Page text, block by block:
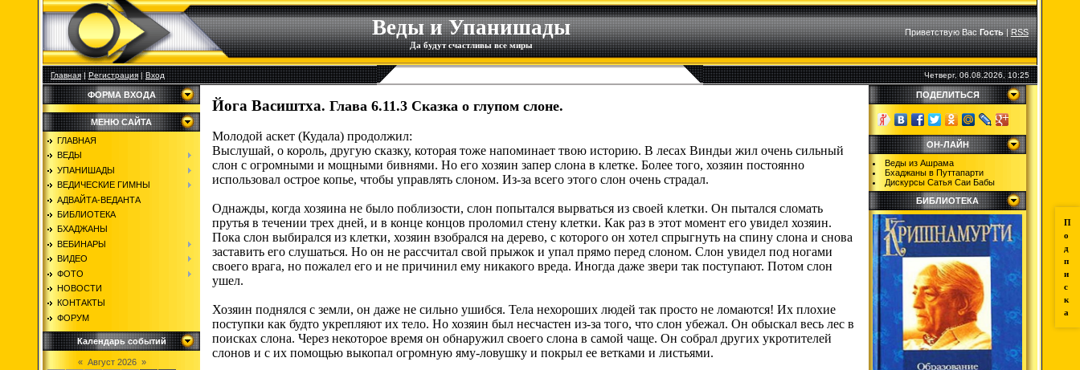
Веды и Упанишады
Да будут счастливы все миры
Приветствую Вас Гость|RSS
Главная|Регистрация|Вход Четверг, 06.08.2026, 10:25
П
о
д
п
и
с
к
а
ФОРМА ВХОДА
МЕНЮ САЙТА
ГЛАВНАЯ
ВЕДЫ
УПАНИШАДЫ
ВЕДИЧЕСКИЕ ГИМНЫ
АДВАЙТА-ВЕДАНТА
БИБЛИОТЕКА
БХАДЖАНЫ
ВЕБИНАРЫ
ВИДЕО
ФОТО
НОВОСТИ
КОНТАКТЫ
ФОРУМ
Календарь событий
« Август 2026 »
Йога Васиштха. Глава 6.11.3 Сказка о глупом слоне.
Молодой аскет (Кудала) продолжил:
Выслушай, о король, другую сказку, которая тоже напоминает твою историю. В лесах Виндьи жил очень сильный
слон с огромными и мощными бивнями. Но его хозяин запер слона в клетке. Более того, хозяин постоянно
использовал острое копье, чтобы управлять слоном. Из-за всего этого слон очень страдал.
Однажды, когда хозяина не было поблизости, слон попытался вырваться из своей клетки. Он пытался сломать
прутья в течении трех дней, и в конце концов проломил стену клетки. Как раз в этот момент его увидел хозяин.
Пока слон выбирался из клетки, хозяин взобрался на дерево, с которого он хотел спрыгнуть на спину слона и снова
заставить его слушаться. Но он не рассчитал свой прыжок и упал прямо перед слоном. Слон увидел под ногами
своего врага, но пожалел его и не причинил ему никакого вреда. Иногда даже звери так поступают. Потом слон
ушел.
Хозяин поднялся с земли, он даже не сильно ушибся. Тела нехороших людей так просто не ломаются! Их плохие
поступки как будто укрепляют их тело. Но хозяин был несчастен из-за того, что слон убежал. Он обыскал весь лес в
поисках слона. Через некоторое время он обнаружил своего слона в самой чаще. Он собрал других укротителей
слонов и с их помощью выкопал огромную яму-ловушку и покрыл ее ветками и листьями.
ПОДЕЛИТЬСЯ
ОН-ЛАЙН
Веды из Ашрама
Бхаджаны в Путтапарти
Дискурсы Сатья Саи Бабы
БИБЛИОТЕКА